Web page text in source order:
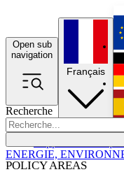
Open sub
navigation
Recherche
POLICY AREAS
Français
ENERGIE,